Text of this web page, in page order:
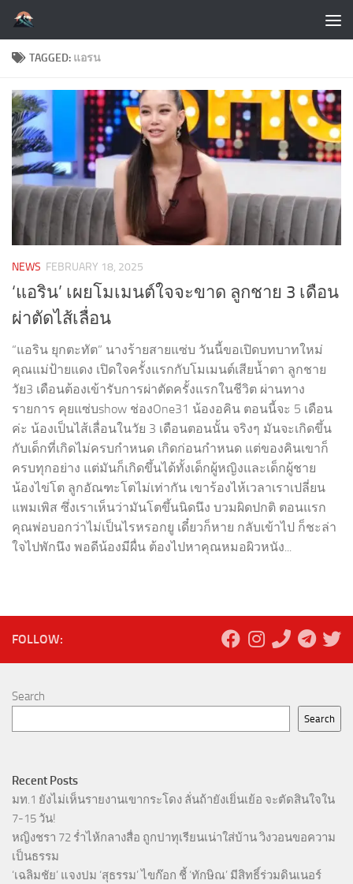
Skip to content
TAGGED: แอรน
NEWS FEBRUARY 18, 2025
‘แอริน’ เผยโมเมนต์ใจจะขาด ลูกชาย 3 เดือน
ผ่าตัดไส้เลื่อน
“แอริน ยุกตะทัต” นางร้ายสายแซ่บ วันนี้ขอเปิดบทบาทใหม่
คุณแม่ป้ายแดง เปิดใจครั้งแรกกับโมเมนต์เสียน้ำตา ลูกชาย
วัย3 เดือนต้องเข้ารับการผ่าตัดครั้งแรกในชีวิต ผ่านทาง
รายการ คุยแซ่บshow ช่องOne31 น้องอคิน ตอนนี้จะ 5 เดือน
ค่ะ น้องเป็นไส้เลื่อนในวัย 3 เดือนตอนนั้น จริงๆ มันจะเกิดขึ้น
กับเด็กที่เกิดไม่ครบกำหนด เกิดก่อนกำหนด แต่ของคินเขาก็
ครบทุกอย่าง แต่มันก็เกิดขึ้นได้ทั้งเด็กผู้หญิงและเด็กผู้ชาย
น้องไข่โต ลูกอัณฑะโตไม่เท่ากัน เขาร้องไห้เวลาเราเปลี่ยน
แพมเพิส ซึ่งเราเห็นว่ามันโตขึ้นนิดนึง บวมผิดปกติ ตอนแรก
คุณพ่อบอกว่าไม่เป็นไรหรอกยู เดี๋ยวก็หาย กลับเข้าไป ก็ชะล่า
ใจไปพักนึง พอดีน้องมีผื่น ต้องไปหาคุณหมอผิวหนัง...
FOLLOW:
Search
Search
Recent Posts
มท.1 ยังไม่เห็นรายงานเขากระโดง ลั่นถ้ายังเยิ่นเย้อ จะตัดสินใจใน
7-15 วัน!
หญิงชรา 72 ร่ำไห้กลางสื่อ ถูกปาทุเรียนเน่าใส่บ้าน วิงวอนขอความ
เป็นธรรม
‘เฉลิมชัย’ แจงปม ‘สุธรรม’ ไขก๊อก ชี้ ‘ทักษิณ’ มีสิทธิ์ร่วมดินเนอร์